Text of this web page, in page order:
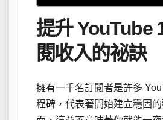
提升 YouTube
閱收入的祕訣
擁有一千名訂閱者是許多
程碑，代表著開始建立穩固